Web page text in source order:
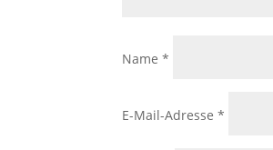
Name*
E-Mail-Adresse*